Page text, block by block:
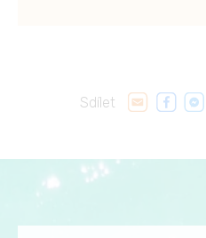
Sdílet